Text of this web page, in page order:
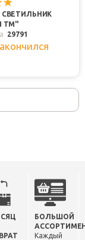
СВЕТИЛЬНИК
ТМ"
29791
БОЛЬШОЙ
Каждый